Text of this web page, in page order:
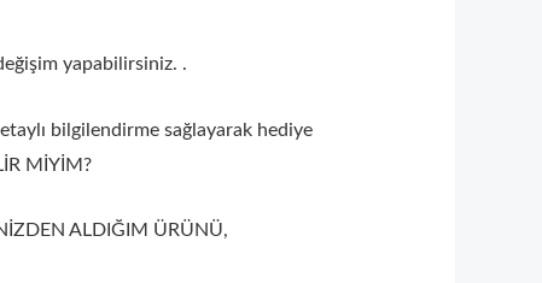
yapabilirsiniz. .
bilgilendirme sağlayarak hediye
MİYİM?
ALDIĞIM ÜRÜNÜ,